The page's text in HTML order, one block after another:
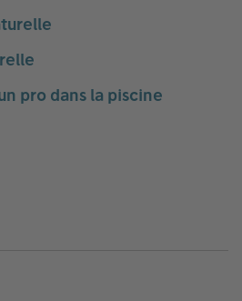
pro dans la piscine